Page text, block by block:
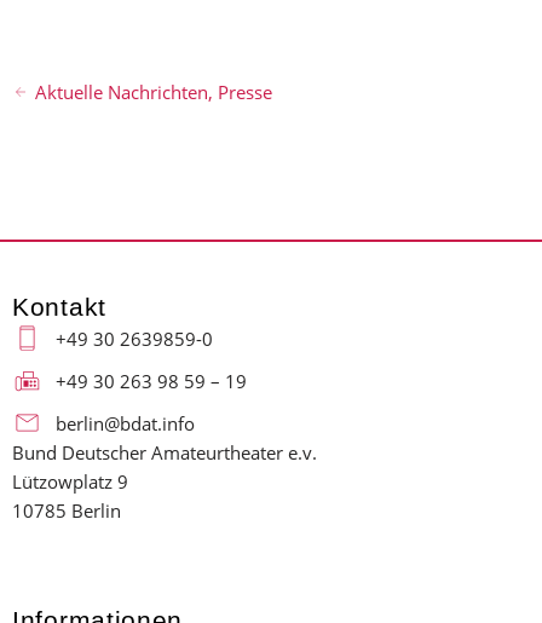
Aktuelle Nachrichten, Presse
Kontakt
+49 30 2639859-0
+49 30 263 98 59 – 19
berlin@bdat.info
Bund Deutscher Amateurtheater e.v.
Lützowplatz 9
10785 Berlin